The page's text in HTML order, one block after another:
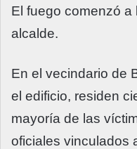
El fuego comenzó a
alcalde.
En el vecindario de
el edificio, residen
mayoría de las
oficiales vinculados